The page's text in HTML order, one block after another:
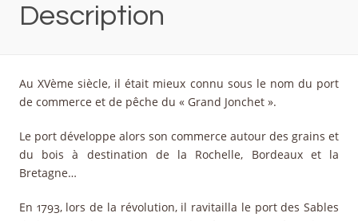
Description
Au XVème siècle, il était mieux connu sous le nom du port
de commerce et de pêche du « Grand Jonchet ».
Le port développe alors son commerce autour des grains et
du bois à destination de la Rochelle, Bordeaux et la
Bretagne…
En 1793, lors de la révolution, il ravitailla le port des Sables